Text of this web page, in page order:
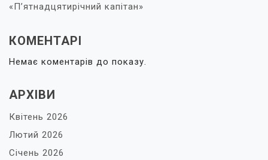
«П’ятнадцятирічний капітан»
КОМЕНТАРІ
Немає коментарів до показу.
АРХІВИ
Квітень 2026
Лютий 2026
Січень 2026